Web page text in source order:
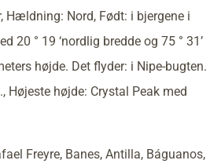
Hældning: Nord, Født: i bjergene i
20 ° 19 ‘nordlig bredde og 75 ° 31’
højde. Det flyder: i Nipe-bugten.
Højeste højde: Crystal Peak med
Freyre, Banes, Antilla, Báguanos,